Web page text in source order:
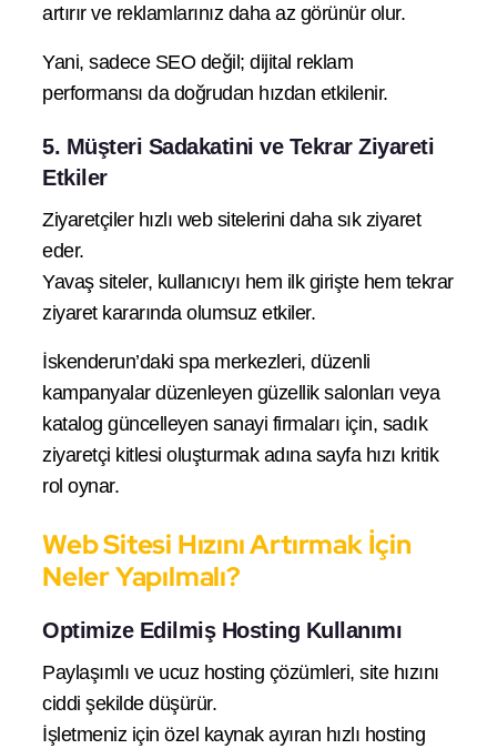
artırır ve reklamlarınız daha az görünür olur.
Yani, sadece SEO değil; dijital reklam
performansı da doğrudan hızdan etkilenir.
5. Müşteri Sadakatini ve Tekrar Ziyareti
Etkiler
Ziyaretçiler hızlı web sitelerini daha sık ziyaret
eder.
Yavaş siteler, kullanıcıyı hem ilk girişte hem tekrar
ziyaret kararında olumsuz etkiler.
İskenderun’daki spa merkezleri, düzenli
kampanyalar düzenleyen güzellik salonları veya
katalog güncelleyen sanayi firmaları için, sadık
ziyaretçi kitlesi oluşturmak adına sayfa hızı kritik
rol oynar.
Web Sitesi Hızını Artırmak İçin
Neler Yapılmalı?
Optimize Edilmiş Hosting Kullanımı
Paylaşımlı ve ucuz hosting çözümleri, site hızını
ciddi şekilde düşürür.
İşletmeniz için özel kaynak ayıran hızlı hosting